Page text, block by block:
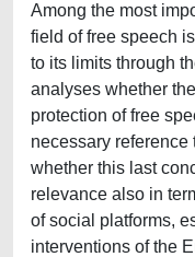
Among the most
field of free speech
to its limits through
analyses whether
protection of free
necessary reference
whether this last
relevance also in
of social platforms,
interventions of the